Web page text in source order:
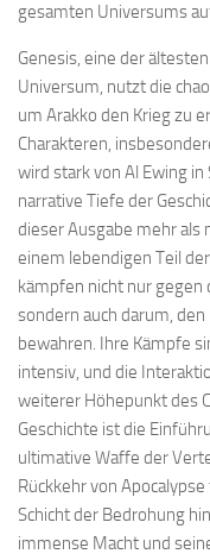
gesamten Universums
Genesis, eine der
Universum, nutzt die
um Arakko den Krieg zu
Charakteren,
wird stark von Al Ewing
narrative Tiefe der
dieser Ausgabe mehr als
einem lebendigen Teil
kämpfen nicht nur gegen
sondern auch darum,
bewahren. Ihre Kämpfe
intensiv, und die
weiterer Höhepunkt des
Geschichte ist die
ultimative Waffe der
Rückkehr von
Schicht der Bedrohung
immense Macht und